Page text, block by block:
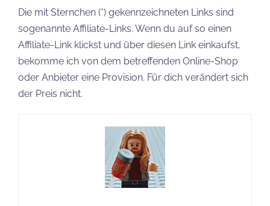
Die mit Sternchen (*) gekennzeichneten Links sind
sogenannte Affiliate-Links. Wenn du auf so einen
Affiliate-Link klickst und über diesen Link einkaufst,
bekomme ich von dem betreffenden Online-Shop
oder Anbieter eine Provision. Für dich verändert sich
der Preis nicht.